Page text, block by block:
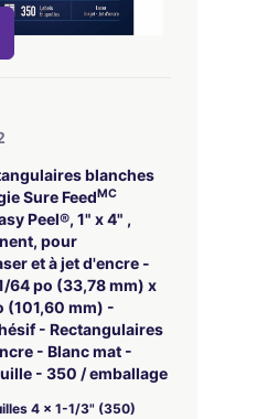
blanches
Sure FeedMC
Peel®, 1" x 4" ,
pour
et à jet d'encre -
64 po (33,78 mm) x
(101,60 mm) -
- Rectangulaires
- Blanc mat -
- 350 / emballage
4 x 1-1/3" (350)